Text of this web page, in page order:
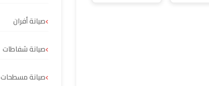
صيانة أفران
صيانة شفاطات
صيانة مسطحات